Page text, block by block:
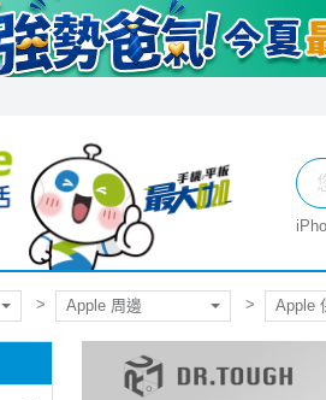
Apple 周邊 Apple